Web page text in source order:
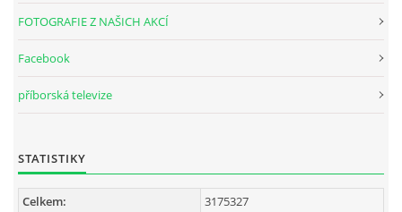
FOTOGRAFIE Z NAŠICH AKCÍ
Facebook
příborská televize
STATISTIKY
Celkem: 3175327